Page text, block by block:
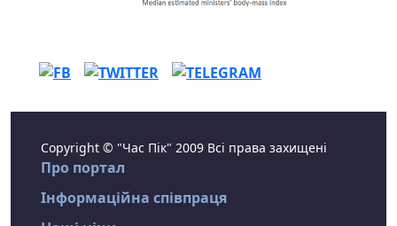
Copyright © "Час Пік" 2009 Всі права захищені
Про портал
Інформаційна співпраця